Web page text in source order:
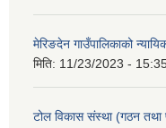
मेरिङदेन गाउँपालिकाको
मिति: 11/23/2023 -
टोल विकास संस्था (गठन तथा